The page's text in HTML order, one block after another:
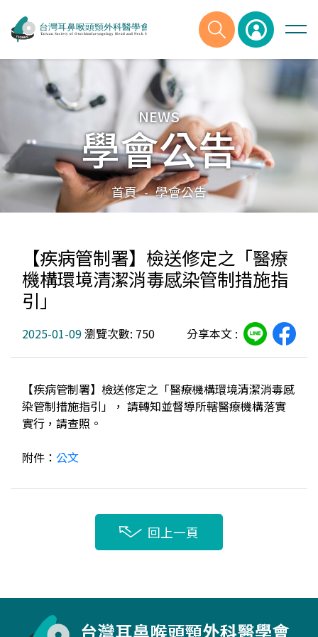
NEWS
學會公告
首頁 - 學會公告
【疾病管制署】檢送修定之「醫療
機構環境清潔消毒感染管制措施指
引」
2025-01-09瀏覽次數: 750 分享本文 :
【疾病管制署】檢送修定之「醫療機構環境清潔消毒感
染管制措施指引」， 請轉知並督導所轄醫療機構落實
實行，請查照。
附件： 公文
回上一頁